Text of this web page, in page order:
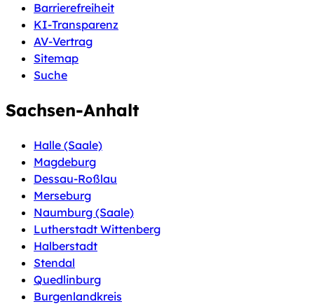
Barrierefreiheit
KI-Transparenz
AV-Vertrag
Sitemap
Suche
Sachsen-Anhalt
Halle (Saale)
Magdeburg
Dessau-Roßlau
Merseburg
Naumburg (Saale)
Lutherstadt Wittenberg
Halberstadt
Stendal
Quedlinburg
Burgenlandkreis